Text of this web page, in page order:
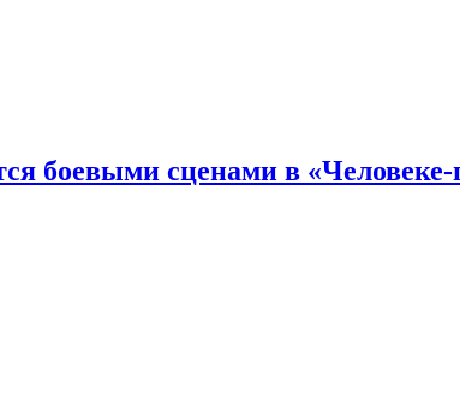
боевыми сценами в «Человеке-